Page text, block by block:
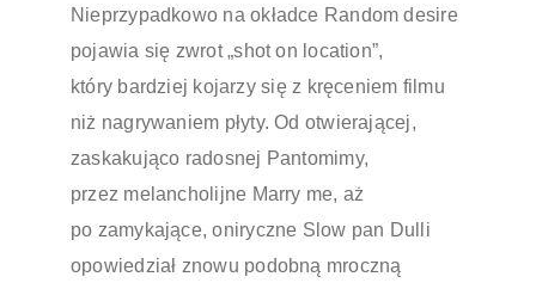
Nieprzypadkowo na okładce Random desire
pojawia się zwrot „shot on location”,
który bardziej kojarzy się z kręceniem filmu
niż nagrywaniem płyty. Od otwierającej,
zaskakująco radosnej Pantomimy,
przez melancholijne Marry me, aż
po zamykające, oniryczne Slow pan Dulli
opowiedział znowu podobną mroczną